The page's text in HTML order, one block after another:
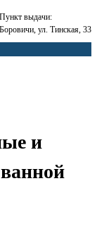
Пункт выдачи:
Боровичи, ул. Тинская, 33
и